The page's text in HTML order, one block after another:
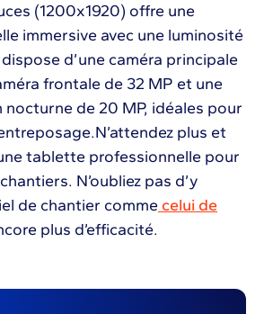
(1200x1920) offre une
immersive avec une luminosité
d’une caméra principale
frontale de 32 MP et une
nocturne de 20 MP, idéales pour
plus et
tablette professionnelle pour
N’oubliez pas d’y
de chantier comme celui de
plus d’efficacité.